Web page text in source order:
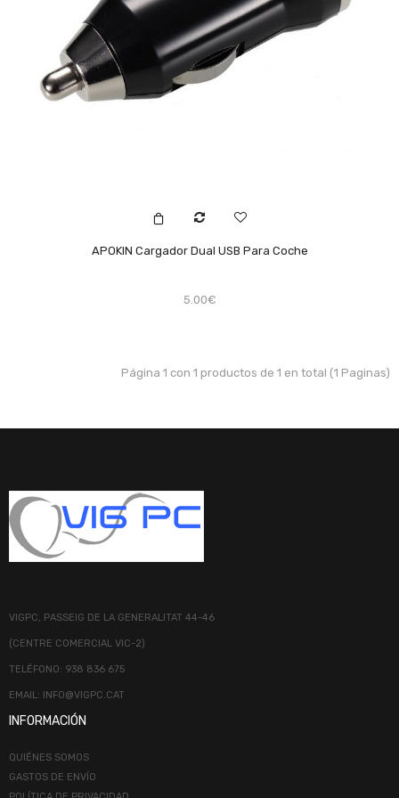
APOKIN Cargador Dual USB Para Coche
5.00€
Página 1 con 1 productos de 1 en total (1 Paginas)
VIGPC, PASSEIG DE LA GENERALITAT 44-46
(CENTRE COMERCIAL VIC-2)
TELÉFONO: 938 836 675
EMAIL: INFO@VIGPC.CAT
INFORMACIÓN
QUIÉNES SOMOS
GASTOS DE ENVÍO